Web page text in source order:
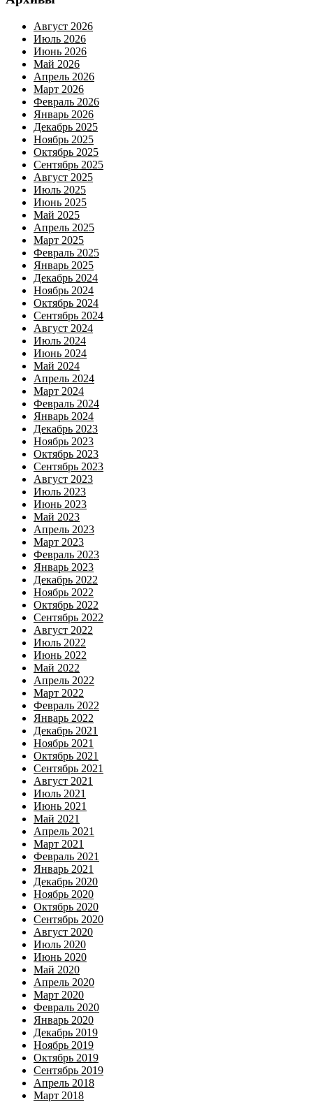
Август 2026
Июль 2026
Июнь 2026
Май 2026
Апрель 2026
Март 2026
Февраль 2026
Январь 2026
Декабрь 2025
Ноябрь 2025
Октябрь 2025
Сентябрь 2025
Август 2025
Июль 2025
Июнь 2025
Май 2025
Апрель 2025
Март 2025
Февраль 2025
Январь 2025
Декабрь 2024
Ноябрь 2024
Октябрь 2024
Сентябрь 2024
Август 2024
Июль 2024
Июнь 2024
Май 2024
Апрель 2024
Март 2024
Февраль 2024
Январь 2024
Декабрь 2023
Ноябрь 2023
Октябрь 2023
Сентябрь 2023
Август 2023
Июль 2023
Июнь 2023
Май 2023
Апрель 2023
Март 2023
Февраль 2023
Январь 2023
Декабрь 2022
Ноябрь 2022
Октябрь 2022
Сентябрь 2022
Август 2022
Июль 2022
Июнь 2022
Май 2022
Апрель 2022
Март 2022
Февраль 2022
Январь 2022
Декабрь 2021
Ноябрь 2021
Октябрь 2021
Сентябрь 2021
Август 2021
Июль 2021
Июнь 2021
Май 2021
Апрель 2021
Март 2021
Февраль 2021
Январь 2021
Декабрь 2020
Ноябрь 2020
Октябрь 2020
Сентябрь 2020
Август 2020
Июль 2020
Июнь 2020
Май 2020
Апрель 2020
Март 2020
Февраль 2020
Январь 2020
Декабрь 2019
Ноябрь 2019
Октябрь 2019
Сентябрь 2019
Апрель 2018
Март 2018